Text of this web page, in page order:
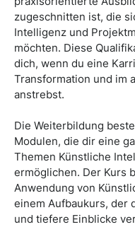
zugeschnitten ist, die
Intelligenz und
möchten. Diese
dich, wenn du eine
Transformation und im
anstrebst.
Die Weiterbildung
Modulen, die dir eine
Themen Künstliche
ermöglichen. Der Kurs
Anwendung von
einem Aufbaukurs, der
und tiefere Einblicke